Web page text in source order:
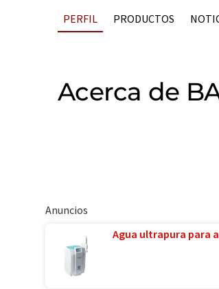
PERFIL PRODUCTOS
Acerca de
Anuncios
Agua ultrapura para